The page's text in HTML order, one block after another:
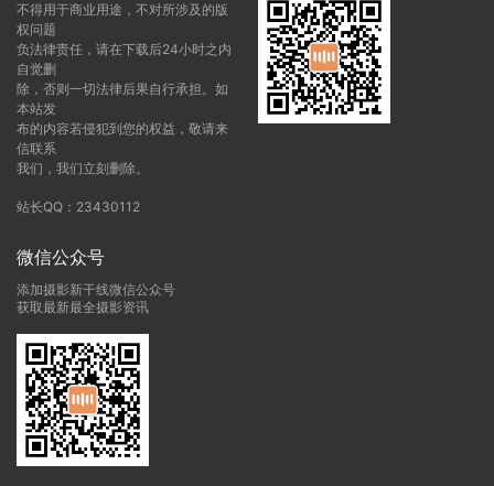
不得用于商业用途，不对所涉及的版
权问题
负法律责任，请在下载后24小时之内
自觉删
除，否则一切法律后果自行承担。如
本站发
布的内容若侵犯到您的权益，敬请来
信联系
我们，我们立刻删除。
站长QQ：23430112
微信公众号
添加摄影新干线微信公众号
获取最新最全摄影资讯